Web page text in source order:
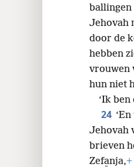
ballingen
Jehovah
door de
hebben
vrouwen
hun niet
‘Ik ben
24
Jehovah
brieven
Zefa̱nja,+